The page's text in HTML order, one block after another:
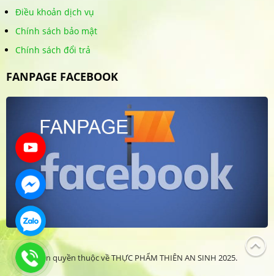
Điều khoản dịch vụ
Chính sách bảo mật
Chính sách đổi trả
FANPAGE FACEBOOK
Bản quyền thuộc về THỰC PHẨM THIÊN AN SINH 2025.